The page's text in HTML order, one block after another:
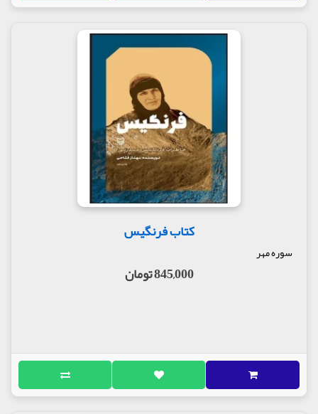
کتاب فرنگیس
سوره مهر
845,000 تومان